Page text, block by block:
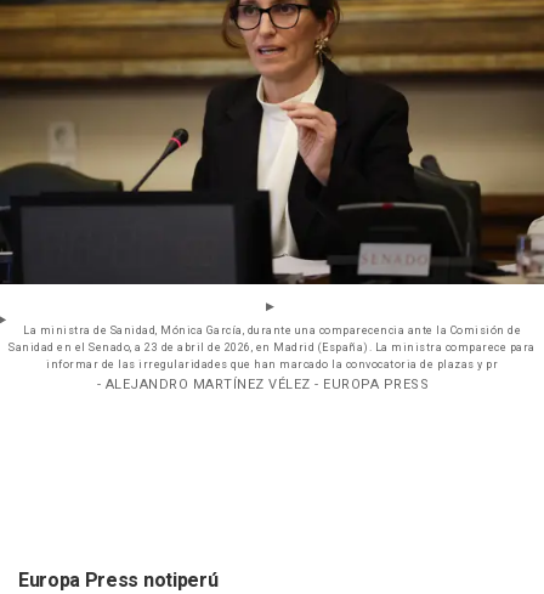
La ministra de Sanidad, Mónica García, durante una comparecencia ante la Comisión de
Sanidad en el Senado, a 23 de abril de 2026, en Madrid (España). La ministra comparece para
informar de las irregularidades que han marcado la convocatoria de plazas y pr
- ALEJANDRO MARTÍNEZ VÉLEZ - EUROPA PRESS
Europa Press notiperú